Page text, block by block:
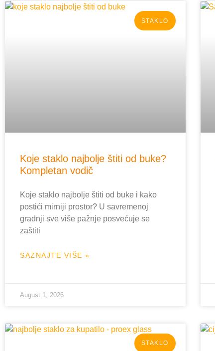
STAKLO
Koje staklo najbolje štiti od buke?
Kompletan vodič
Koje staklo najbolje štiti od buke i kako
postići mirniji prostor? U savremenoj
gradnji sve više pažnje posvećuje se
zaštiti
SAZNAJTE VIŠE »
August 1, 2026
STAKLO